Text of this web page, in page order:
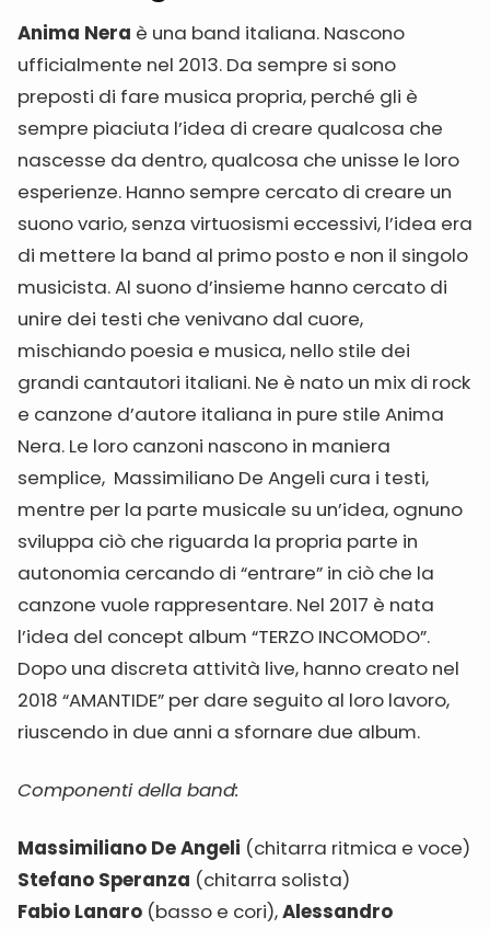
Anima Nera è una band italiana. Nascono
ufficialmente nel 2013. Da sempre si sono
preposti di fare musica propria, perché gli è
sempre piaciuta l’idea di creare qualcosa che
nascesse da dentro, qualcosa che unisse le loro
esperienze. Hanno sempre cercato di creare un
suono vario, senza virtuosismi eccessivi, l’idea era
di mettere la band al primo posto e non il singolo
musicista. Al suono d’insieme hanno cercato di
unire dei testi che venivano dal cuore,
mischiando poesia e musica, nello stile dei
grandi cantautori italiani. Ne è nato un mix di rock
e canzone d’autore italiana in pure stile Anima
Nera. Le loro canzoni nascono in maniera
semplice, Massimiliano De Angeli cura i testi,
mentre per la parte musicale su un’idea, ognuno
sviluppa ciò che riguarda la propria parte in
autonomia cercando di “entrare” in ciò che la
canzone vuole rappresentare. Nel 2017 è nata
l’idea del concept album “TERZO INCOMODO”.
Dopo una discreta attività live, hanno creato nel
2018 “AMANTIDE” per dare seguito al loro lavoro,
riuscendo in due anni a sfornare due album.
Componenti della band:
Massimiliano De Angeli (chitarra ritmica e voce)
Stefano Speranza (chitarra solista)
Fabio Lanaro (basso e cori),Alessandro